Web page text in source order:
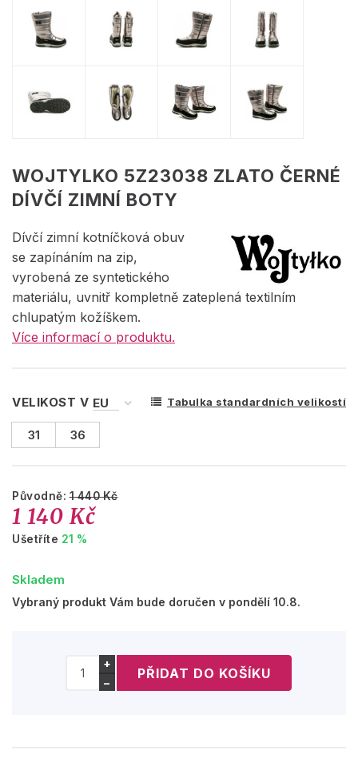
WOJTYLKO 5Z23038 ZLATO ČERNÉ
DÍVČÍ ZIMNÍ BOTY
Dívčí zimní kotníčková obuv
se zapínáním na zip,
vyrobená ze syntetického
materiálu, uvnitř kompletně zateplená textilním
chlupatým kožíškem.
Více informací o produktu.
VELIKOST V Tabulka standardních velikostí
31 36
Původně:1 440 Kč
1 140 Kč
Ušetříte 21 %
Skladem
Vybraný produkt Vám bude doručen v pondělí 10.8.
+
−